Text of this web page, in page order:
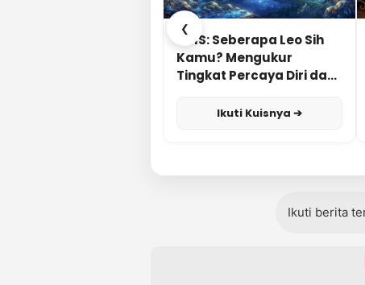
❮
KUIS: Seberapa Leo Sih
Kamu? Mengukur
Tingkat Percaya Diri dan
Ikuti Kuisnya ➔
Ikuti berita